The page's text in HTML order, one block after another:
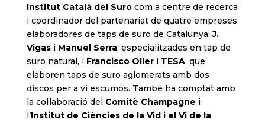
Institut Català del Surocom a centre de recerca
i coordinador del partenariat de quatre empreses
elaboradores de taps de suro de Catalunya:J.
Vigasi Manuel Serra, especialitzades en tap de
suro natural, i Francisco Olleri TESA, que
elaboren taps de suro aglomerats amb dos
discos per a vi escumós. També ha comptat amb
la col·laboració del Comitè Champagne i
l’Institut de Ciències de la Vid i el Vi de la